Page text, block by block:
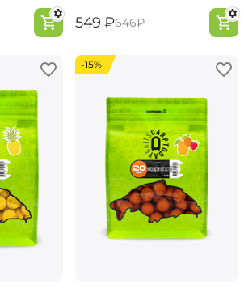
‍549‍ ₽‍646‍₽
-15%